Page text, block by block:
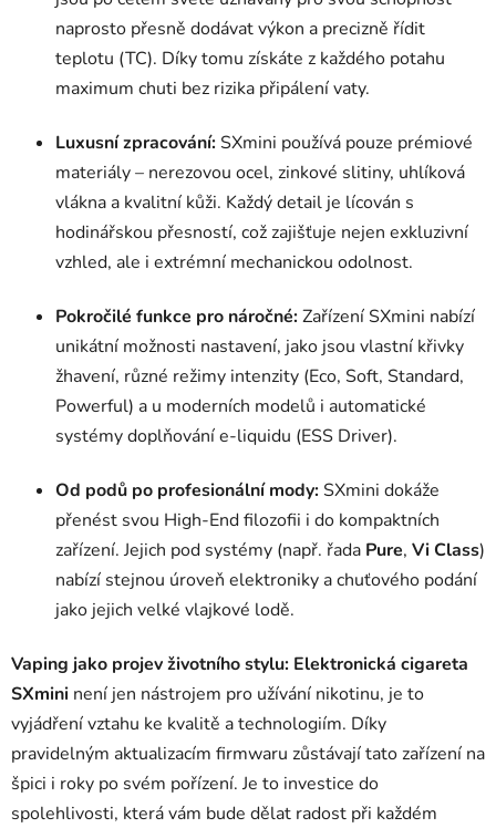
s
u
naprosto přesně dodávat výkon a precizně řídit
teplotu (TC). Díky tomu získáte z každého potahu
maximum chuti bez rizika připálení vaty.
Luxusní zpracování:SXmini používá pouze prémiové
materiály – nerezovou ocel, zinkové slitiny, uhlíková
vlákna a kvalitní kůži. Každý detail je lícován s
hodinářskou přesností, což zajišťuje nejen exkluzivní
vzhled, ale i extrémní mechanickou odolnost.
Pokročilé funkce pro náročné:Zařízení SXmini nabízí
unikátní možnosti nastavení, jako jsou vlastní křivky
žhavení, různé režimy intenzity (Eco, Soft, Standard,
Powerful) a u moderních modelů i automatické
systémy doplňování e-liquidu (ESS Driver).
Od podů po profesionální mody:SXmini dokáže
přenést svou High-End filozofii i do kompaktních
zařízení. Jejich pod systémy (např. řada Pure, Vi Class)
nabízí stejnou úroveň elektroniky a chuťového podání
jako jejich velké vlajkové lodě.
Vaping jako projev životního stylu: Elektronická cigareta
SXmini není jen nástrojem pro užívání nikotinu, je to
vyjádření vztahu ke kvalitě a technologiím. Díky
pravidelným aktualizacím firmwaru zůstávají tato zařízení na
špici i roky po svém pořízení. Je to investice do
spolehlivosti, která vám bude dělat radost při každém